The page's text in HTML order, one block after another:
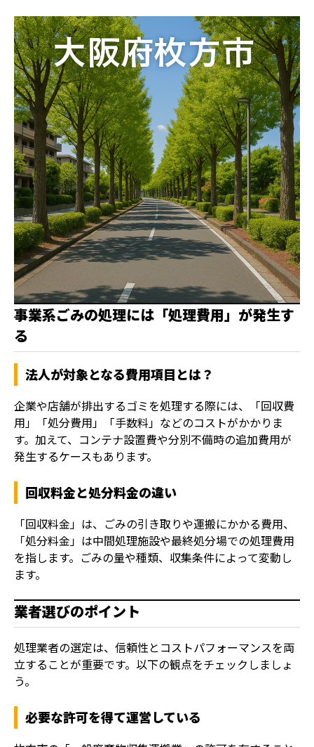
事業系ごみの処理には「処理費用」が発生す
る
法人が対象となる費用項目とは？
企業や店舗が排出するゴミを処理する際には、「回収費
用」「処分費用」「手数料」などのコストがかかりま
す。加えて、コンテナ設置費や分別不備時の追加費用が
発生するケースもあります。
回収料金と処分料金の違い
「回収料金」は、ごみの引き取りや運搬にかかる費用、
「処分料金」は中間処理施設や最終処分場での処理費用
を指します。ごみの量や種類、収集条件によって変動し
ます。
業者選びのポイント
処理業者の選定は、信頼性とコストパフォーマンスを両
立することが重要です。以下の観点をチェックしましょ
う。
必要な許可を得て運営している